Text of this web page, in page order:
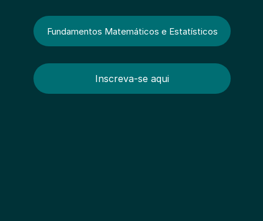
Inscreva-se aqui
Fundamentos Matemáticos e Estatísticos